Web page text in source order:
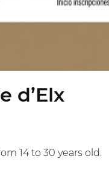
d’Elx
14 to 30 years old.